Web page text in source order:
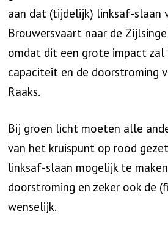
aan dat (tijdelijk) linksaf-slaan
Brouwersvaart naar de
omdat dit een grote impact zal
capaciteit en de doorstroming
Raaks.
Bij groen licht moeten alle
van het kruispunt op rood
linksaf-slaan mogelijk te
doorstroming en zeker ook de
wenselijk.